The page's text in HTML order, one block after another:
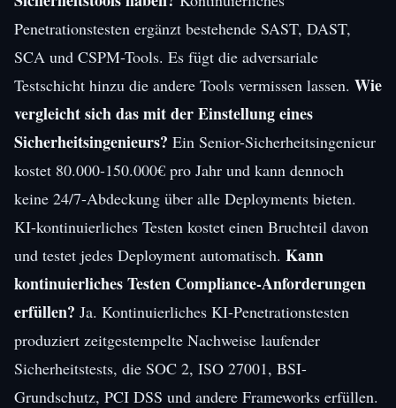
Penetrationstesten ergänzt bestehende SAST, DAST,
SCA und CSPM-Tools. Es fügt die adversariale
Testschicht hinzu die andere Tools vermissen lassen. Wie
vergleicht sich das mit der Einstellung eines
Sicherheitsingenieurs? Ein Senior-Sicherheitsingenieur
kostet 80.000-150.000€ pro Jahr und kann dennoch
keine 24/7-Abdeckung über alle Deployments bieten.
KI-kontinuierliches Testen kostet einen Bruchteil davon
und testet jedes Deployment automatisch. Kann
kontinuierliches Testen Compliance-Anforderungen
erfüllen? Ja. Kontinuierliches KI-Penetrationstesten
produziert zeitgestempelte Nachweise laufender
Sicherheitstests, die SOC 2, ISO 27001, BSI-
Grundschutz, PCI DSS und andere Frameworks erfüllen.